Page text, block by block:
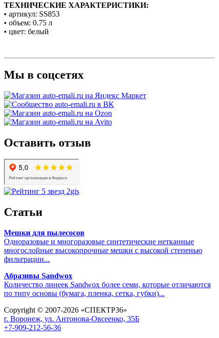
ТЕХНИЧЕСКИЕ ХАРАКТЕРИСТИКИ:
• артикул: SS853
• объем: 0.75 л
• цвет: белый
Мы в соцсетях
Оставить отзыв
Статьи
Мешки для пылесосов
Одноразовые и многоразовые синтетические нетканные
многослойные высокопрочные мешки с высокой степенью
фильтрации...
Абразивы Sandwox
Количество линеек Sandwox более семи, которые отличаются
по типу основы (бумага, пленка, сетка, губки)...
Copyright © 2007-2026 «СПЕКТР36»
г. Воронеж, ул. Антонова-Овсеенко, 35Б
+7-909-212-56-36